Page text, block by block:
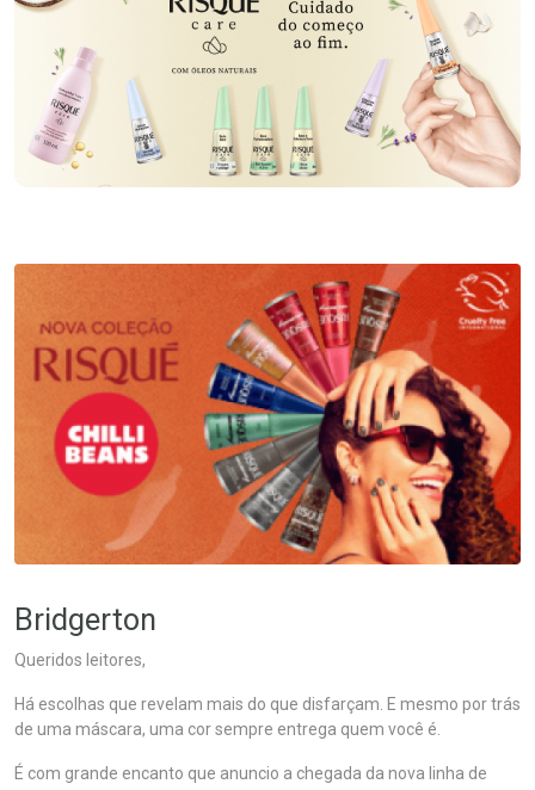
Bridgerton
Queridos leitores,
Há escolhas que revelam mais do que disfarçam. E mesmo por trás
de uma máscara, uma cor sempre entrega quem você é.
É com grande encanto que anuncio a chegada da nova linha de